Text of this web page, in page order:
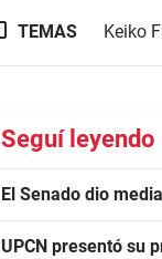
TEMAS Keiko
Seguí leyendo
El Senado dio
UPCN presentó su